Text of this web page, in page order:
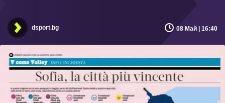
dsport.bg 08 Май | 16:40